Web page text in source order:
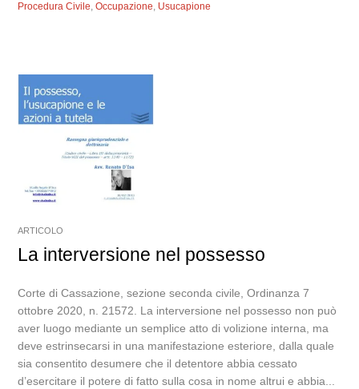
Procedura Civile,Occupazione, Usucapione
ARTICOLO
La interversione nel possesso
Corte di Cassazione, sezione seconda civile, Ordinanza 7
ottobre 2020, n. 21572. La interversione nel possesso non può
aver luogo mediante un semplice atto di volizione interna, ma
deve estrinsecarsi in una manifestazione esteriore, dalla quale
sia consentito desumere che il detentore abbia cessato
d’esercitare il potere di fatto sulla cosa in nome altrui e abbia...